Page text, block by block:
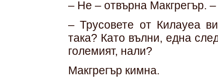
– Не – отвърна Макгрегър.
– Трусовете от Килауеа
така? Като вълни, една
големият, нали?
Макгрегър кимна.